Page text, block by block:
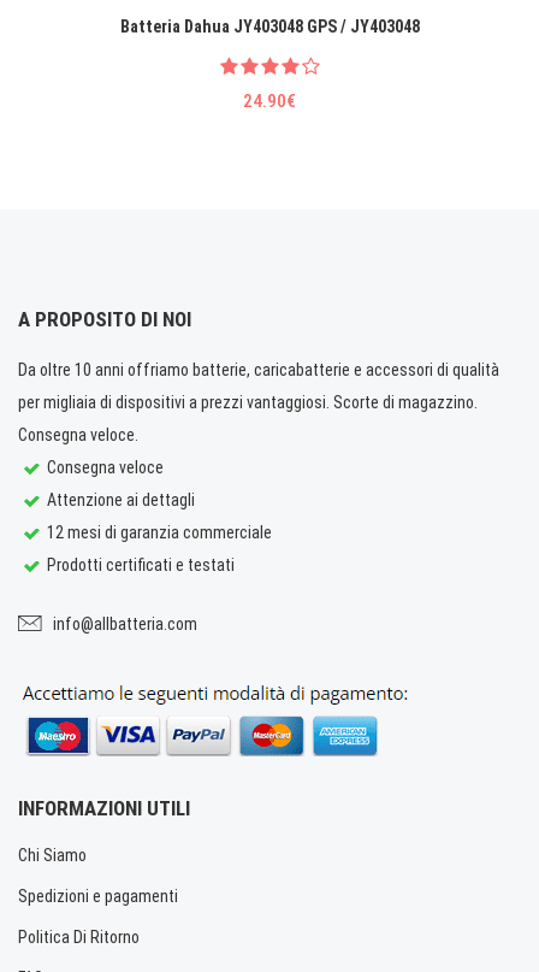
Batteria Dahua JY403048 GPS / JY403048
24.90€
A PROPOSITO DI NOI
Da oltre 10 anni offriamo batterie, caricabatterie e accessori di qualità
per migliaia di dispositivi a prezzi vantaggiosi. Scorte di magazzino.
Consegna veloce.
Consegna veloce
Attenzione ai dettagli
12 mesi di garanzia commerciale
Prodotti certificati e testati
info@allbatteria.com
INFORMAZIONI UTILI
Chi Siamo
Spedizioni e pagamenti
Politica Di Ritorno